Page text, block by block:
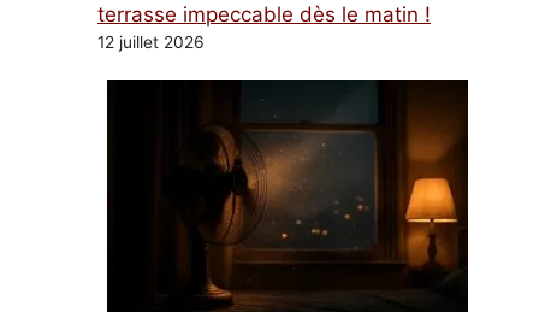
terrasse impeccable dès le matin !
12 juillet 2026